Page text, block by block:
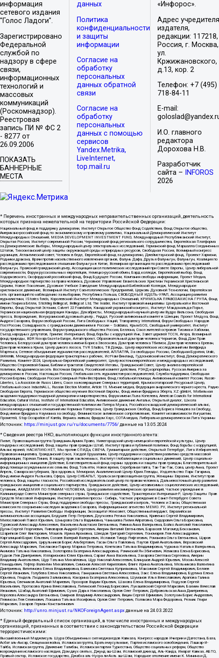
информация
сетевого издания
"Голос Ладоги".
Зарегистрировано
Федеральной
службой по
надзору в сфере
связи,
информационных
технологий и
массовых
коммуникаций
(Роскомнадзор).
Реестровая
запись ПИ № ФС 2
- 8277 от
26.09.2006
ПОКАЗАТЬ
БАННЕРНЫЕ
МЕСТА
данных
Политика
конфиденциальности
и защиты
информации
Согласие на
обработку
персональных
данных обратной
связи
Согласие на
обработку
персональных
данных с помощью
сервисов
Yandex.Metrika,
LiveInternet,
top.mail.ru
«Инфорос».
Адрес
издателя,
редакции: 117218,
Россия, г. Москва,
ул.
Кржижановского,
д.13, кор. 2
Телефон: +7 (495)
718-84-11
E-mail:
И.О. главного
редактора
Дорохова Н.В.
Разработчик
сайта –
INFOROS
2026
* Перечень иностранных и международных неправительственных организаций, деятельность
которых признана нежелательной на территории Российской Федерации:
Национальный фонд в поддержку демократии, Институт Открытое Общество Фонд Содействия, Фонд Открытое общество,
Американо-российский фонд по экономическому и правовому развитию, Национальный Демократический Институт
Международных Отношений, MEDIA DEVELOPMENT INVESTMENT FUND, Международный Республиканский Институт,
Открытая Россия, Институт современной России, Черноморский фонд регионального сотрудничества, Европейская Платформа
за Демократические Выборы, Международный центр электоральных исследований, Германский фонд Маршалла Соединенных
Штатов, Тихоокеанский центр защиты окружающей среды и природных ресурсов, Свободная Россия, Всемирный конгресс
украинцев, Атлантический совет, Человек в беде, Европейский фонд за демократию, Джеймстаунский фонд, Прожект Хармони,
Родники дракона, Врачи против насильственного извлечения органов, Фалунь Дафа, Друзья Фалуньгун, Фалуньгун, Коалиция по
расследованию преследования в отношении Фалуньгун в Китае, Всемирная организация по расследованию преследований
Фалуньгун, Пражский гражданский центр, Ассоциация школ политических исследований при Совете Европы, Центр либеральной
современности, Форум русскоязычных европейцев, Немецко-русский обмен, Бард колледж, Европейский выбор, Фонд
Ходорковского, Оксфордский российский фонд, Фонд Будущее России, Компания свободы информации, Проект Медиа,
Международное партнерство за права человека, Духовное Управление Евангельских Христиан Украинской Христианской
Церкви, Новое Поколение, Духовное Учебное Заведение Международный Библейский Колледж, Международное
христианское движение, Всемирный Институт Саентологических Предприятий, Церковь Духовной Технологии, Европейская
сеть организаций по наблюдению за выборами, Республика Польша, СВОБОДНЫЙ ИДЕЛЬ-УРАЛ, Ассоциация развития
журналистики, IStories fonds, Королевский Институт Международных Отношений, КРИМСЬКА ПРАВОЗАХИСНА ГРУПА, Фонд
имени Генриха Бёлля, Stichting Bellingcat, Bellingcat Ltd, The Insider, Институт правовой инициативы Центральной и Восточной
Европы, Фонд Открытой Эстонии, Calvert 22 Foundation, Канадский украинский конгресс, Институт Макдональда-Лорье,
Украинская национальная федерация Канады, Декабристы, Международный научный центр им Вудро Вильсона, Свободная
пресса, Возрождение, Всеукраинский духовный центр , Риддл, Русский антивоенный комитет в Швеции, Проект Медуза, Фонд
Андрея Сахарова, Форум свободной России, Лига Свободных Наций, Transparеncy International, Форум Свободных Народов
ПостРоссии, Солидарность с гражданским движением в России – Solidarus, КрымSOS, Свободный университет, Институт
государственного управления, Форум гражданского общества Россия, Беллона, Союз жителей островов Тисима и Хабомаи,
Съезд народных депутатов, Гринпис Интернешнл, Фонд борьбы с коррупцией Инк, Завет церквей TCCN, Агора, Всемирный
фонд природы, BDR Novaja Gazeta-Europe, Алтай проект, Образовательный дом прав человека Чернигов, Фонд Дом Прав
Человека, Белорусский дом прав человека имени Бориса Звозскова, Дом прав человека Тбилиси, Дом прав человека Ереван,
Дом прав человека Крым, Центр дикого лосося, TVR Studios, ТВ Дождь, Центр европейских исследований им Вилфрида
Мартенса, Сетевое объединение журналистов расследователей, АЛЛАТРА, За свободную Россию, Свободная Бурятия, Uralic,
UnKremlin, Международная федерация транспортных рабочих, ИстЧам Финланд, Гудзоновский институт, Фонд Демократического
Развития, Комитет-2024, Центрально-Европейский университет, Центр восточноевропейских и международных исследований,
Общество Сторожевой башни, Библии и трактатов Свидетелей Иеговы, Гражданский Совет, Центр анализа европейской
политики, Академическая сеть Восточная Европа, Российский комитет действия, РЭНД корпорейшн, Русская Америка за
демократию в России, Настоящая Россия, Глобальная сеть журналистов-расследователей, Служба поддержки, Свободная
Россия Берлин, Свободная Россия Северный Рейн-Вестфалия, Фонд глобальной помощи, Антивоенный комитет России, Russie-
Libertes, La Asocicion de Rusos Libres, Союз за возвращение Северных территорий, Крымскотатарский Ресурсный Центр,
Глобальный союз IndustriALL, Russian Election Monitor, Article 19, Мнение медиа, Федерация анархического черного креста, Радио
Свободная Европа, Германское общество изучения Восточной Европы, Фонд имени Фридриха Эберта, XZ gGmbH, Мобильная
академия поддержки гендерной демократии и миротворчества, Форум имени Льва Копелева, American Councils for International
Education, Cultural Vistas, Institute of International Education, Антивоенное движение Антальи, Открытый диалог, Школа
международных отношений и государственной политики им Питера Мунка, Российско-канадский демократический альянс,
Школа международных отношений им Нормана Патерсона, Центр Гражданских Свобод, Фонд Бориса Немцова за Свободу,
Фонд имени Фридриха Науманна за свободу, Феминистское антивоенное сопротивление, Комитет независимости Ингушетии,
Прометей, Stop Occupation of Karelia, Вернись живым, Фридом Хаус, СОТА медиа, Либерально-демократическая Лига Украины
Источник: https://minjust.gov.ru/ru/documents/7756/данные на 13.05.2024
* Сведения реестра НКО, выполняющих функции иностранного агента:
Лилит, Правозащитная группа Гражданин.Армия.Право, Нижегородский центр немецкой и европейской культуры, Центр
гендерных исследований, Фонд защиты прав граждан Штаб, Институт права и публичной политики, Фонд борьбы с коррупцией,
Альянс врачей, НАСИЛИЮ.НЕТ, Мы против СПИДа, СВЕЧА, Гуманитарное действие, Открытый Петербург, Лига Избирателей,
Правовая инициатива, Гражданский Союз, Хасдей Ерушалаим, Центр поддержки и содействия развитию средств массовой
информации, Горячая Линия, В защиту прав заключенных, Институт глобализации и социальных движений, Центр социально-
информационных инициатив Действие, Благотворительный фонд охраны здоровья и защиты прав граждан, Благотворительный
фонд помощи осужденным и их семьям, Фонд Тольятти, Новое время, Серебряная тайга, Так-Так-Так, Сова, центр Анна, Проект
Апрель, Самарская губерния, Эра здоровья, Мемориал, Аналитический Центр Юрия Левады, Издательство Парк Гагарина,
Фонд имени Андрея Рылькова, Сфера, Центр СИБАЛЬТ, Уральская правозащитная группа, Женщины Евразии, Институт прав
человека, Фонд защиты гласности, Российский исследовательский центр по правам человека, Дальневосточный центр развития
гражданских инициатив и социального партнерства, Гражданское действие, Центр независимых социологических исследований,
Сутяжник, АКАДЕМИЯ ПО ПРАВАМ ЧЕЛОВЕКА, Центр развития некоммерческих организаций, Частное учреждение в
Калининграде Совета Министров северных стран, Гражданское содействие, Трансперенси Интернешнл-Р, Центр Защиты Прав
Средств Массовой Информации, Институт развития прессы - Сибирь, Частное учреждение в Санкт-Петербурге Совета
Министров Северных Стран, Фонд поддержки свободы прессы, Гражданский контроль, Человек и Закон, Общественная
комиссия по сохранению наследия академика Сахарова, Информационное агентство МЕМО. РУ, Институт региональной
прессы, Институт Развития Свободы Информации, Экозащита!-Женсовет, Общественный вердикт, Евразийская
антимонопольная ассоциация, Бедушев Петр Петрович, Дзугкоева Регина Николаевна, Кривенко Сергей Владимирович,
Милославский Павел Юрьевич, Шнырова Ольга Вадимовна, Чанышева Лилия Айратовна, Сидорович Ольга Борисовна,
Туровский Александр Алексеевич, Васильева Анастасия Евгеньевна, Ривина Анна Валерьевна, Бойко Анатолий Николаевич,
Дугин Сергей Георгиевич, Пивоваров Андрей Сергеевич, Аверин Виталий Евгеньевич, Барахоев Магомед Бекханович,
Шарипков Олег Викторович, Мошель Ирина Ароновна, Шведов Григорий Сергеевич, Пономарев Лев Александрович,
Каргалицкий Борис Юльевич, Созаев Валерий Валерьевич, Исламов Тимур Рифгатович, Романова Ольга Евгеньевна, Щаров
Сергей Алексадрович, Цирульников Борис Альбертович, Гасан Ольга Павловна, Паутов Юрий Анатольевич, Верховский
Александр Маркович, Пислакова-Паркер Марина Петровна, Кочеткова Татьяна Владимировна, Чуркина Наталья Валерьевна,
Акимова Татьяна Николаевна, Золотарева Екатерина Александровна, Рачинский Ян Збигневич, Жемкова Елена Борисовна,
Гудков Лев Дмитриевич, Илларионова Юлия Юрьевна, Саранг Анна Васильевна, Захарова Светлана Сергеевна, Аверин
Владимир Анатольевич, Щур Татьяна Михайловна, Щур Николай Алексеевич, Блинушов Андрей Юрьевич, Мосин Алексей
Геннадьевич, Гефтер Валентин Михайлович, Симонов Алексей Кириллович, Флиге Ирина Анатольевна, Мельникова Валентина
Дмитриевна, Вититинова Елена Владимировна, Баженова Светлана Куприяновна, Максимов Сергей Владимирович, Беляев
Сергей Иванович, Голубева Елена Николаевна, Ганнушкина Светлана Алексеевна, Закс Елена Владимировна, Буртина Елена
Юрьевна, Гендель Людмила Залмановна, Кокорина Екатерина Алексеевна, Шуманов Илья Вячеславович, Арапова Галина
Юрьевна, Свечников Анатолий Мариевич, Прохоров Вадим Юрьевич, Шахова Елена Владимировна, Подузов Сергей
Васильевич, Протасова Ирина Вячеславовна, Литинский Леонид Борисович, Лукашевский Сергей Маркович, Бахмин Вячеслав
Иванович, Шабад Анатолий Ефимович, Сухих Дарья Николаевна, Орлов Олег Петрович, Добровольская Анна Дмитриевна,
Королева Александра Евгеньевна, Смирнов Владимир Александрович, Вицин Сергей Ефимович, Золотухин Борис Андреевич,
Левинсон Лев Семенович, Локшина Татьяна Иосифовна, Орлов Олег Петрович, Полякова Мара Федоровна, Резник Генри
Маркович, Захаров Герман Константинович
Источник: http://unro.minjust.ru/NKOForeignAgent.aspxданные на 24.03.2022
* Единый федеральный список организаций, в том числе иностранных и международных
организаций, признанных в соответствии с законодательством Российской Федерации
террористическими:
Высший военный Маджлисуль Шура Объединенных сил моджахедов Кавказа, Конгресс народов Ичкерии и Дагестана, База,
Асбат аль-Ансар, Священная война, Исламская группа, Братья-мусульмане, Партия исламского освобождения, Лашкар-И-
Тайба, Исламская группа, Движение Талибан, Исламская партия Туркестана, Общество социальных реформ, Общество
возрождения исламского наследия, Дом двух святых, Джунд аш-Шам, Исламский джихад, Аль-Каида, Имарат Кавказ, АБТО,
Правый сектор, Исламское государство, Джабха аль-Нусра ли-Ахль аш-Шам, Народное ополчение имени К. Минина и Д.